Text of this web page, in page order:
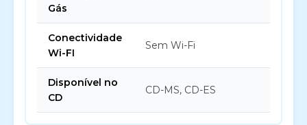
Gás
Conectividade
Wi-FI
Sem Wi-Fi
Disponível no
CD
CD-MS, CD-ES